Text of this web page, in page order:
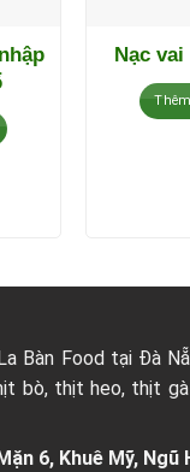
Nạc
Bàn Food tại Đà
bò, thịt heo, thịt gà
6, Khuê Mỹ, Ngũ